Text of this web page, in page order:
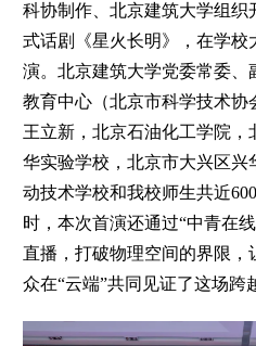
科协制作、北京建筑大学组
式话剧《星火长明》，在学校
演。北京建筑大学党委常委、
教育中心（北京市科学技术协
王立新，北京石油化工学院，
华实验学校，北京市大兴区兴
动技术学校和我校师生共近
时，本次首演还通过“中青在
直播，打破物理空间的界限
众在“云端”共同见证了这场跨